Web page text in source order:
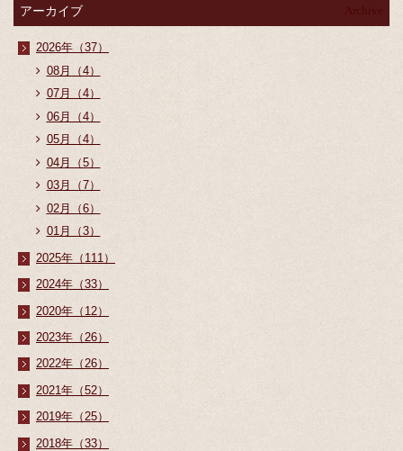
アーカイブ
2026年（37）
08月（4）
07月（4）
06月（4）
05月（4）
04月（5）
03月（7）
02月（6）
01月（3）
2025年（111）
2024年（33）
2020年（12）
2023年（26）
2022年（26）
2021年（52）
2019年（25）
2018年（33）